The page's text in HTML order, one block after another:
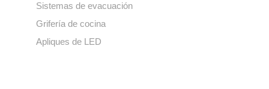
Sistemas de evacuación
Grifería de cocina
Apliques de LED